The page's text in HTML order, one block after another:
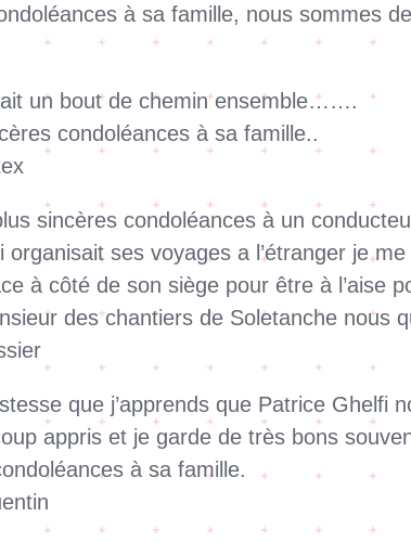
à sa famille, nous sommes
un bout de chemin ensemble…….
condoléances à sa famille..
sincères condoléances à un
organisait ses voyages a l’étranger je
à côté de son siège pour être à l’aise
des chantiers de Soletanche nous
que j’apprends que Patrice
appris et je garde de très bons
à sa famille.